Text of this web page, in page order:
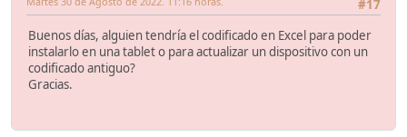
#17
Buenos días, alguien tendría el codificado en Excel para poder
instalarlo en una tablet o para actualizar un dispositivo con un
codificado antiguo?
Gracias.